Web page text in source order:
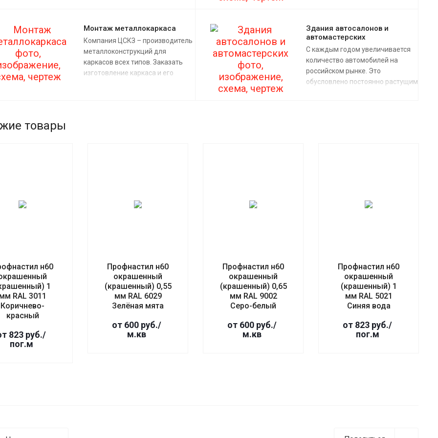
складских терминалов.
Монтаж металлокаркаса
Компания ЦСКЗ – производитель
металлоконструкций для
каркасов всех типов. Заказать
изготовление каркаса и его
Здания автосалонов и
автомастерских
С каждым годом увеличивается
количество автомобилей на
российском рынке. Это
обусловлено постоянно растущим
товары
н60
1
RAL 3011
Коричнево-
красный
823 руб./
пог.м
Профнастил н60
окрашенный
(крашенный) 0,55
мм RAL 6029
Зелёная мята
от 600 руб./
м.кв
Профнастил н60
окрашенный
(крашенный) 0,65
мм RAL 9002
Серо-белый
от 600 руб./
м.кв
Профнастил н60
окрашенный
(крашенный) 1
мм RAL 5021
Синяя вода
от 823 руб./
пог.м